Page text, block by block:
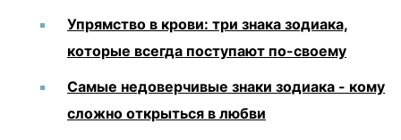
Упрямство в крови: три знака зодиака,
которые всегда поступают по-своему
Самые недоверчивые знаки зодиака - кому
сложно открыться в любви